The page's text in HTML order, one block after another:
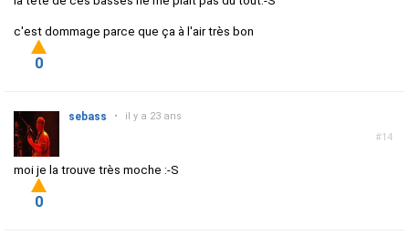
c'est dommage parce que ça à l'air très bon
0
#14
sebass • il y a 23 ans
moi je la trouve très moche :-S
0